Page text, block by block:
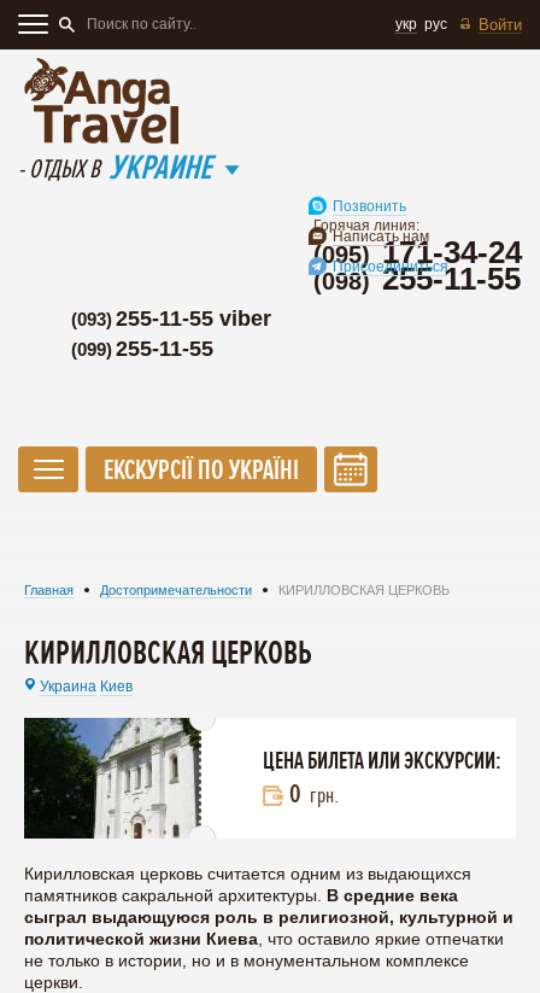
Войти
укр рус
- ОТДЫХ В УКРАИНЕ
Горячая линия:
(095)171-34-24
(098)255-11-55
(093)255-11-55 viber
(099)255-11-55
Позвонить
Написать нам
Присоединиться
ЕКСКУРСІЇ ПО УКРАЇНІ
Главная Достопримечательности КИРИЛЛОВСКАЯ ЦЕРКОВЬ
КИРИЛЛОВСКАЯ ЦЕРКОВЬ
Украина Киев
ЦЕНА БИЛЕТА ИЛИ ЭКСКУРСИИ:
0 грн.
Кирилловская церковь считается одним из выдающихся
памятников сакральной архитектуры. В средние века
сыграл выдающуюся роль в религиозной, культурной и
политической жизни Киева , что оставило яркие отпечатки
не только в истории, но и в монументальном комплексе
церкви.